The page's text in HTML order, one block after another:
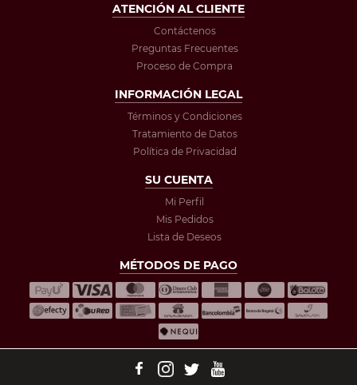
ATENCIÓN AL CLIENTE
Contáctenos
Preguntas Frecuentes
Proceso de Compra
INFORMACIÓN LEGAL
Términos y Condiciones
Tratamiento de Datos
Política de Privacidad
SU CUENTA
Mi Perfil
Mis Pedidos
Lista de Deseos
MÉTODOS DE PAGO